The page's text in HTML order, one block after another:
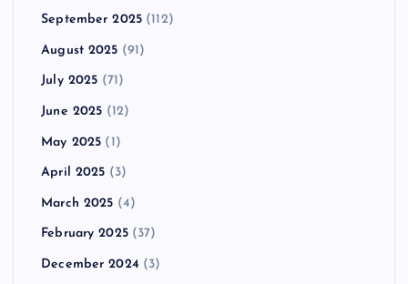
September 2025 (112)
August 2025 (91)
July 2025 (71)
June 2025 (12)
May 2025 (1)
April 2025 (3)
March 2025 (4)
February 2025(37)
December 2024 (3)